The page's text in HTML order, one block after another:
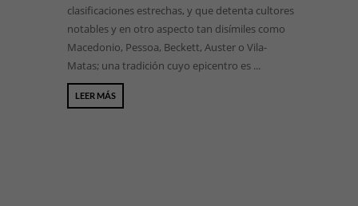
clasificaciones estrechas, y que detenta cultores
notables y en otro aspecto tan disímiles como
Macedonio, Pessoa, Beckett, Auster o Vila-
Matas; una tradición cuyo epicentro es ...
LEER MÁS